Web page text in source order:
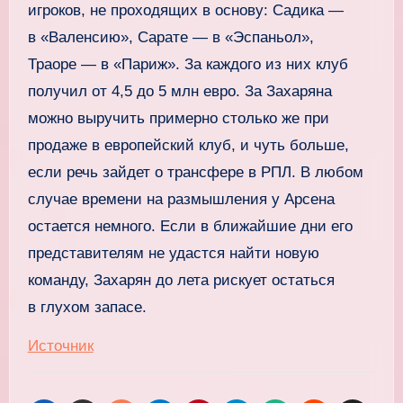
игроков, не проходящих в основу: Садика —
в «Валенсию», Сарате — в «Эспаньол»,
Траоре — в «Париж». За каждого из них клуб
получил от 4,5 до 5 млн евро. За Захаряна
можно выручить примерно столько же при
продаже в европейский клуб, и чуть больше,
если речь зайдет о трансфере в РПЛ. В любом
случае времени на размышления у Арсена
остается немного. Если в ближайшие дни его
представителям не удастся найти новую
команду, Захарян до лета рискует остаться
в глухом запасе.
Источник